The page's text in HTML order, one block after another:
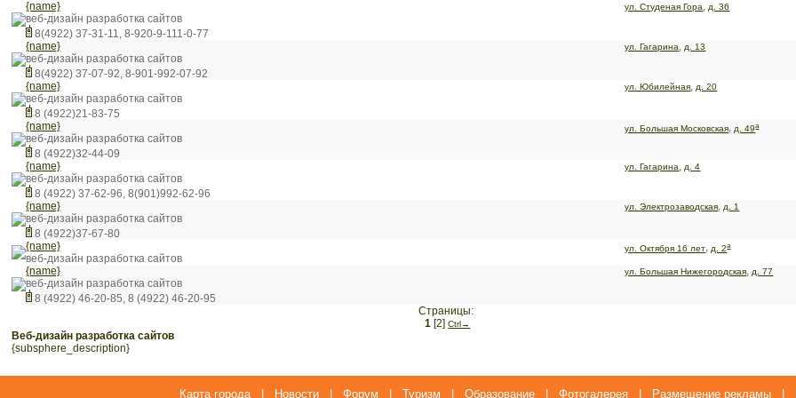
{name}
веб-дизайн разработка сайтов
8(4922) 37-31-11, 8-920-9-111-0-77
ул. Студеная Гора,д. 36
{name}
веб-дизайн разработка сайтов
8(4922) 37-07-92, 8-901-992-07-92
ул. Гагарина,д. 13
{name}
веб-дизайн разработка сайтов
8 (4922)21-83-75
ул. Юбилейная,д. 20
{name}
веб-дизайн разработка сайтов
8 (4922)32-44-09
ул. Большая Московская, д. 49а
{name}
веб-дизайн разработка сайтов
8 (4922) 37-62-96, 8(901)992-62-96
ул. Гагарина,д. 4
{name}
веб-дизайн разработка сайтов
8 (4922)37-67-80
ул. Электрозаводская,д. 1
{name}
веб-дизайн разработка сайтов
ул. Октября 16 лет, д. 2а
{name}
веб-дизайн разработка сайтов
8 (4922) 46-20-85, 8 (4922) 46-20-95
ул. Большая Нижегородская,д. 77
Страницы:
1 [2] Сtrl→
веб-дизайн разработка сайтов
{subsphere_description}
Карта города Новости Форум Туризм Образование Фотогалерея Размещение рекламы